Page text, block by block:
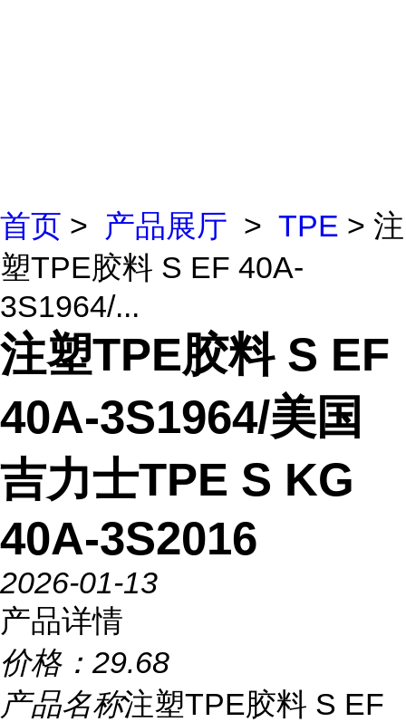
首页 > 产品展厅 > TPE > 注
塑TPE胶料 S EF 40A-
3S1964/...
注塑TPE胶料 S EF
40A-3S1964/美国
吉力士TPE S KG
40A-3S2016
2026-01-13
产品详情
价格： 29.68
产品名称注塑TPE胶料 S EF